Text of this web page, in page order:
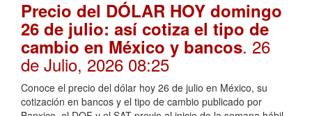
Precio del DÓLAR HOY domingo
26 de julio: así cotiza el tipo de
cambio en México y bancos. 26
de Julio, 2026 08:25
Conoce el precio del dólar hoy 26 de julio en México, su
cotización en bancos y el tipo de cambio publicado por